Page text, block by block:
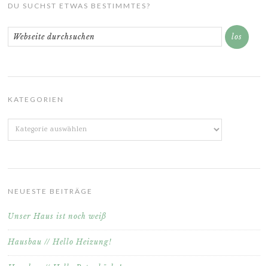
DU SUCHST ETWAS BESTIMMTES?
KATEGORIEN
Kategorien
NEUESTE BEITRÄGE
Unser Haus ist noch weiß
Hausbau // Hello Heizung!